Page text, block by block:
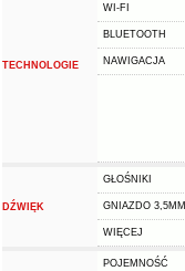
TECHNOLOGIE
WI-FI
BLUETOOTH
NAWIGACJA
DŹWIĘK
GŁOŚNIKI
GNIAZDO 3,5MM
WIĘCEJ
POJEMNOŚĆ